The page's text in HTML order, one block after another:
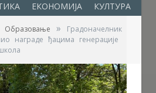
ЕКОНОМИЈА КУЛТУРА
Образовање »
Градоначелник
награде ђацима генерације